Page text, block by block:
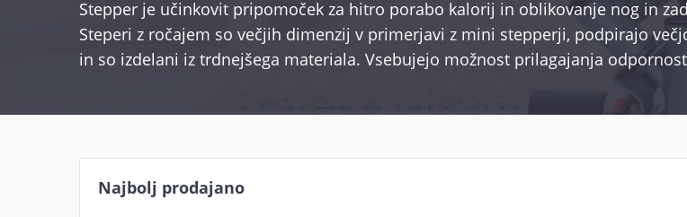
Stepper je učinkovit pripomoček za hitro porabo kalorij in oblikovanje nog in
Steperi z ročajem so večjih dimenzij v primerjavi z mini stepperji, podpirajo
in so izdelani iz trdnejšega materiala. Vsebujejo možnost prilagajanja
Najbolj prodajano